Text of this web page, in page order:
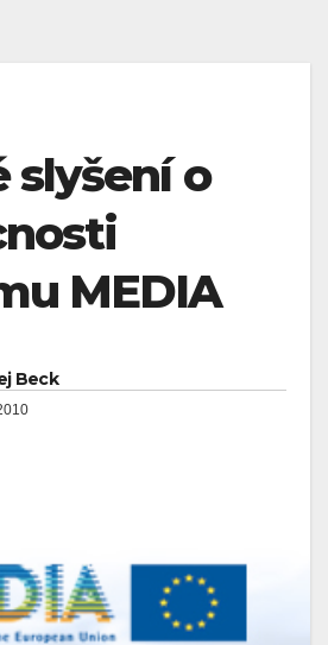
slyšení o
MEDIA
Beck